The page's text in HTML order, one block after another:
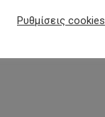
Ρυθμίσεις cookies